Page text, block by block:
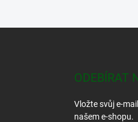
ODEBÍRAT
Vložte svůj e-
našem e-shopu.